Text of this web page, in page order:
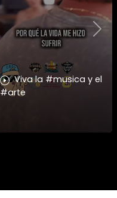
Viva la #musica y el
#arte